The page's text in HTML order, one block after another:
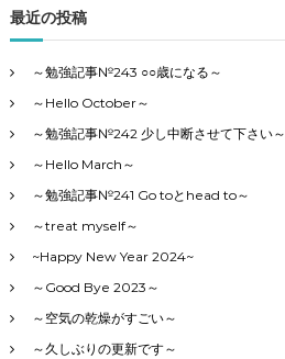
最近の投稿
～勉強記事№243 ○○歳になる～
～Hello October～
～勉強記事№242 少し中断させて下さい～
～Hello March～
～勉強記事№241 Go toとhead to～
～treat myself～
~Happy New Year 2024~
～Good Bye 2023～
～空気の乾燥がすごい～
～久しぶりの更新です～